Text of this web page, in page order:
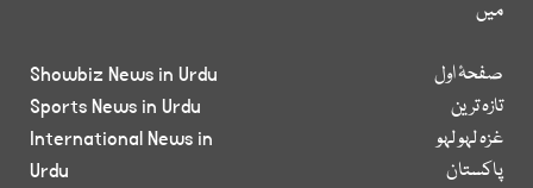
میں
صفحۂ اول
تازہ ترین
غزہ لہو لہو
پاکستان
Showbiz News in Urdu
Sports News in Urdu
International News in
Urdu